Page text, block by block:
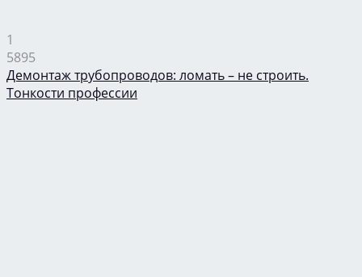
1
5895
Демонтаж трубопроводов: ломать – не строить.
Тонкости профессии